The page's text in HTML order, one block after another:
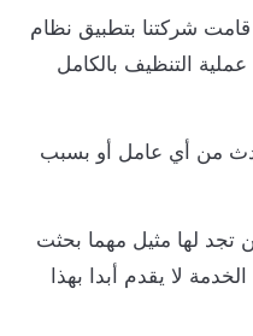
شركتنا بتطبيق نظام
التنظيف بالكامل
أي عامل أو بسبب
لها مثيل مهما بحثت
لا يقدم أبدا بهذا